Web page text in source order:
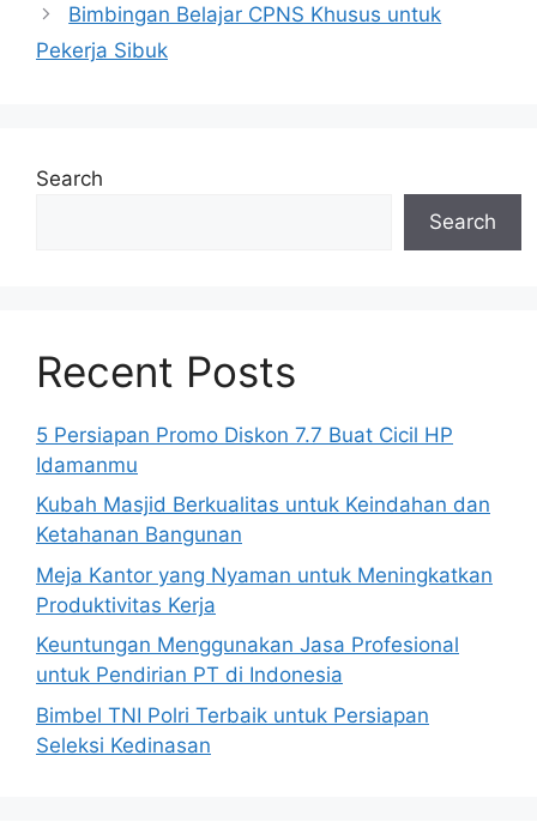
Bimbingan Belajar CPNS Khusus untuk
Pekerja Sibuk
Search
Search
Recent Posts
5 Persiapan Promo Diskon 7.7 Buat Cicil HP
Idamanmu
Kubah Masjid Berkualitas untuk Keindahan dan
Ketahanan Bangunan
Meja Kantor yang Nyaman untuk Meningkatkan
Produktivitas Kerja
Keuntungan Menggunakan Jasa Profesional
untuk Pendirian PT di Indonesia
Bimbel TNI Polri Terbaik untuk Persiapan
Seleksi Kedinasan